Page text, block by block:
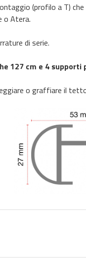
(profilo a T)
o Atera.
di serie.
127 cm e 4
o graffiare il